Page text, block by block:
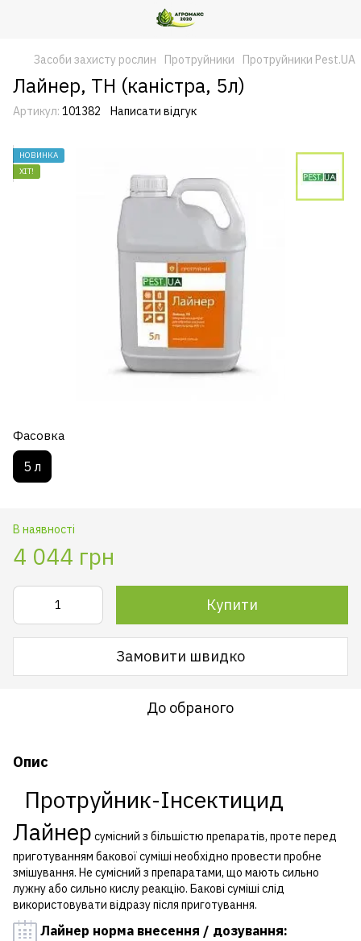
Засоби захисту рослин Протруйники Протруйники Pest.UA
Лайнер, ТН (каністра, 5л)
Артикул: 101382 Написати відгук
НОВИНКА
ХІТ!
Фасовка
5 л
В наявності
4 044 грн
Купити
Замовити швидко
До обраного
Опис
Протруйник-Інсектицид
Лайнер сумісний з більшістю препаратів, проте перед
приготуванням бакової суміші необхідно провести пробне
змішування. Не сумісний з препаратами, що мають сильно
лужну або сильно кислу реакцію. Бакові суміші слід
використовувати відразу після приготування.
Лайнер норма внесення / дозування: